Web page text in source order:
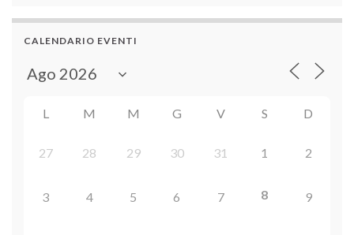
CALENDARIO EVENTI
L M M G V S D
27 28 29 30 31 1 2
3 4 5 6 7 8 9